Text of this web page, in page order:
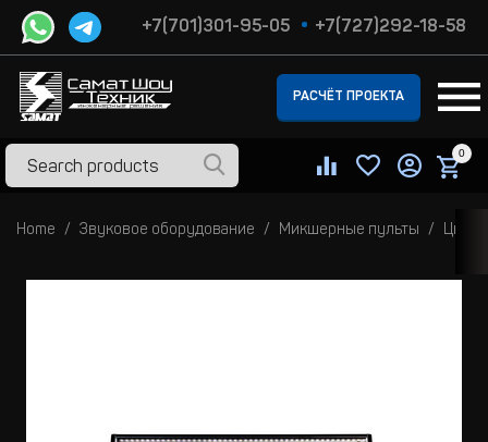
+7(701)301-95-05 +7(727)292-18-58
РАСЧЁТ ПРОЕКТА
0
Home Звуковое оборудование Микшерные пульты